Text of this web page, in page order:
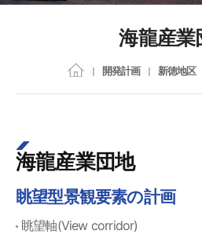
海龍産業
開発計画 新徳地区
海龍産業団地
眺望型景観要素の計画
眺望軸(View corridor)